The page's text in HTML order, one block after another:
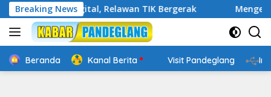
Langsung
ke
konten
Breaking News
Digital, Relawan TIK Bergerak Mengenal Website
Beranda Kanal Berita Visit Pandeglang